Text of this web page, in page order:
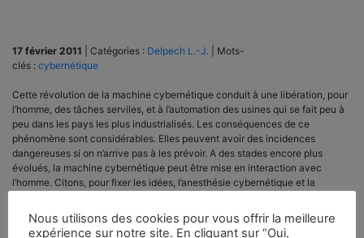
17 février 2011 Catégories : Delpech L.-J.
Mots-
clés : cybernétique
Cette révolution de la machine cybernétique conduit à une libération, pour
l’homme, des tâches serviles, et à l’automation des usines qui se fait peu à
peu dans les pays les plus industrialisés. Les conséquences de ce
phénomène sont considérables. Elles peuvent avoir des incidences
dangereuses si on n’arrive pas à les prévoir. A des stades encore plus
évolués, la machine cybernétique peut être mise en interaction avec
l’homme. Citons, pour fixer les idées, l’anesthésie cybernétique et la
électriques de la pensée pour commander le sommeil ou bien le
mouvement de certaines prothèses, une main artificielle par exemple.
Nous utilisons des cookies pour vous offrir la meilleure
expérience sur notre site. En cliquant sur “Oui,